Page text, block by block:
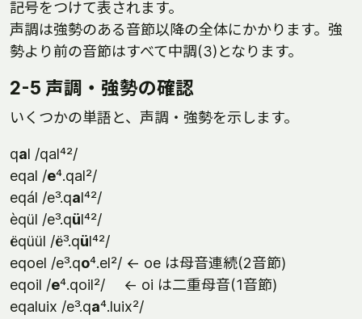
記号をつけて表されます。
声調は強勢のある音節以降の全体にかかります。強
勢より前の音節はすべて中調(3)となります。
2-5 声調・強勢の確認
いくつかの単語と、声調・強勢を示します。
qal /qal⁴²/
eqal /e⁴.qal²/
eqál /e³.qal⁴²/
èqül /e³.qül⁴²/
ëqüül /ë³.qül⁴²/
eqoel /e³.qo⁴.el²/ ← oe は母音連続(2音節)
eqoil /e⁴.qoil²/ ← oi は二重母音(1音節)
eqaluix /e³.qa⁴.luix²/